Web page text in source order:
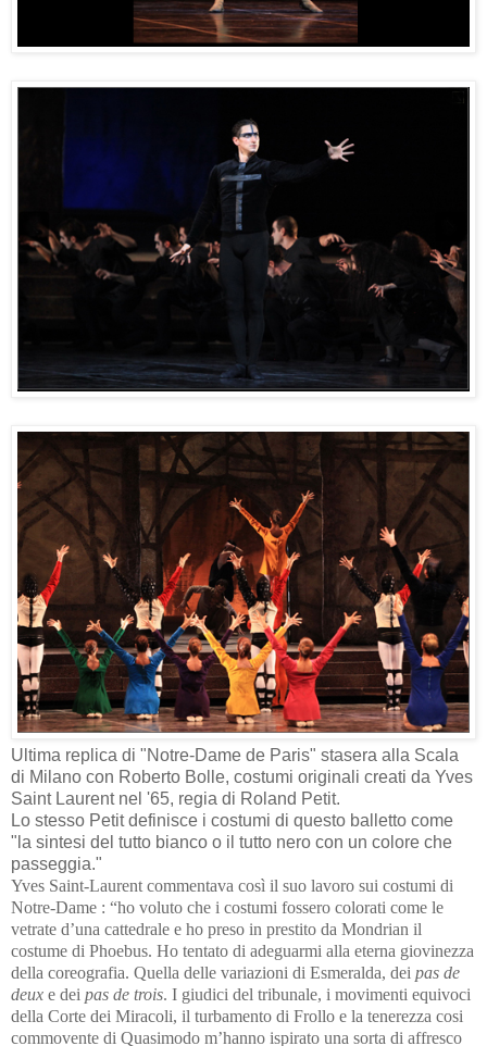
Ultima replica di "Notre-Dame de Paris" stasera alla Scala
di Milano con Roberto Bolle, costumi originali creati da Yves
Saint Laurent nel '65, regia di Roland Petit.
Lo stesso Petit definisce i costumi di questo balletto come
"la sintesi del tutto bianco o il tutto nero con un colore che
passeggia."
Yves Saint-Laurent commentava così il suo lavoro sui costumi di
Notre-Dame : “ho voluto che i costumi fossero colorati come le
vetrate d’una cattedrale e ho preso in prestito da Mondrian il
costume di Phoebus. Ho tentato di adeguarmi alla eterna giovinezza
della coreografia. Quella delle variazioni di Esmeralda, dei pas de
deux e dei pas de trois. I giudici del tribunale, i movimenti equivoci
della Corte dei Miracoli, il turbamento di Frollo e la tenerezza cosi
commovente di Quasimodo m’hanno ispirato una sorta di affresco